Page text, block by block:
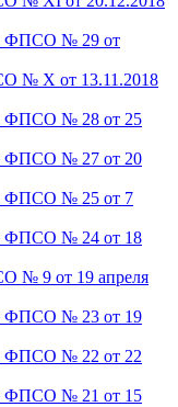
ФПСО № 29 от
№ X от 13.11.2018
ФПСО № 28 от 25
ФПСО № 27 от 20
ФПСО № 25 от 7
ФПСО № 24 от 18
№ 9 от 19 апреля
ФПСО № 23 от 19
ФПСО № 22 от 22
ФПСО № 21 от 15